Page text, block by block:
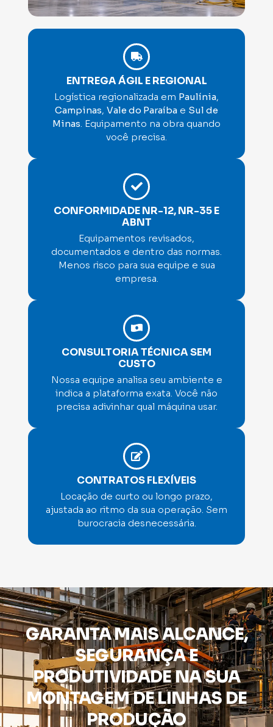
ENTREGA ÁGIL E REGIONAL
Logística regionalizada em Paulínia,
Campinas, Vale do Paraíba e Sul de
Minas. Equipamento na obra quando
você precisa.
CONFORMIDADE NR-12, NR-35 E
ABNT
Equipamentos revisados,
documentados e dentro das normas.
Menos risco para sua equipe e sua
empresa.
CONSULTORIA TÉCNICA SEM
CUSTO
Nossa equipe analisa seu ambiente e
indica a plataforma exata. Você não
precisa adivinhar qual máquina usar.
CONTRATOS FLEXÍVEIS
Locação de curto ou longo prazo,
ajustada ao ritmo da sua operação. Sem
burocracia desnecessária.
GARANTA MAIS ALCANCE,
SEGURANÇA E
PRODUTIVIDADE NA SUA
MONTAGEM DE LINHAS DE
PRODUÇÃO